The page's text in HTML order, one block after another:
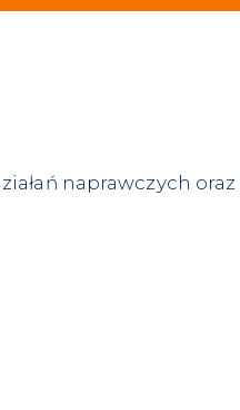
naprawczych